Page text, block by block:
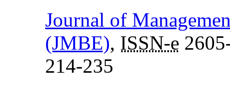
Journal of
(JMBE), ISSN-e
214-235